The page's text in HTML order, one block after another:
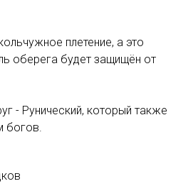
плетение, а это
оберега будет защищён от
- Рунический, который также
богов.